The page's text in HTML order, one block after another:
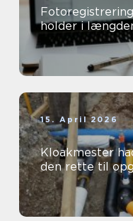
Fotoregistrering dokumentation, der
holder i
15. April 2026
Kloakmester haderslev
den rette til